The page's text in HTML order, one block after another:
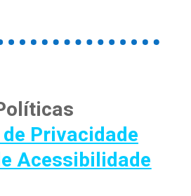
Privacidade
Acessibilidade